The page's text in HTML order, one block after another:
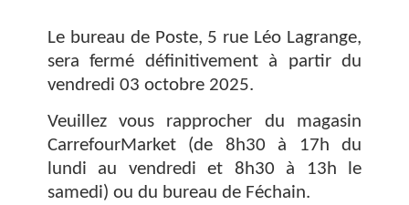
Le bureau de Poste, 5 rue Léo Lagrange,
sera fermé définitivement à partir du
vendredi 03 octobre 2025.
Veuillez vous rapprocher du magasin
CarrefourMarket (de 8h30 à 17h du
lundi au vendredi et 8h30 à 13h le
samedi) ou du bureau de Féchain.